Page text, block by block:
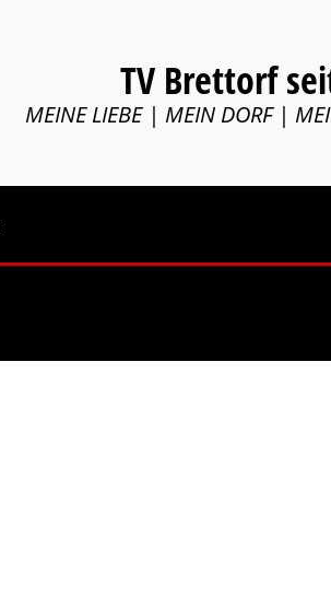
TV Brettorf
MEINE LIEBE | MEIN DORF |